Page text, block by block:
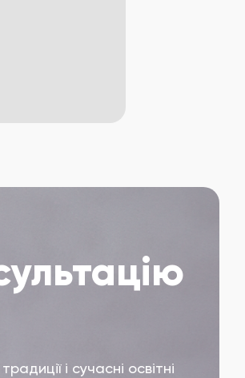
і сучасні освітні